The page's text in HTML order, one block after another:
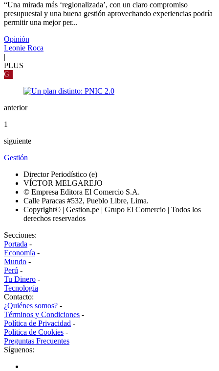
“Una mirada más ‘regionalizada’, con un claro compromiso
presupuestal y una buena gestión aprovechando experiencias podría
permitir una mejor per...
Opinión
Leonie Roca
PLUS
G
anterior
1
siguiente
Gestión
Director Periodístico (e)
VÍCTOR MELGAREJO
© Empresa Editora El Comercio S.A.
Calle Paracas #532, Pueblo Libre, Lima.
Copyright© | Gestion.pe | Grupo El Comercio | Todos los
derechos reservados
Secciones:
Portada -
Economía -
Mundo -
Perú -
Tu Dinero -
Tecnología
Contacto:
¿Quiénes somos? -
Términos y Condiciones -
Política de Privacidad -
Politica de Cookies -
Preguntas Frecuentes
Síguenos: